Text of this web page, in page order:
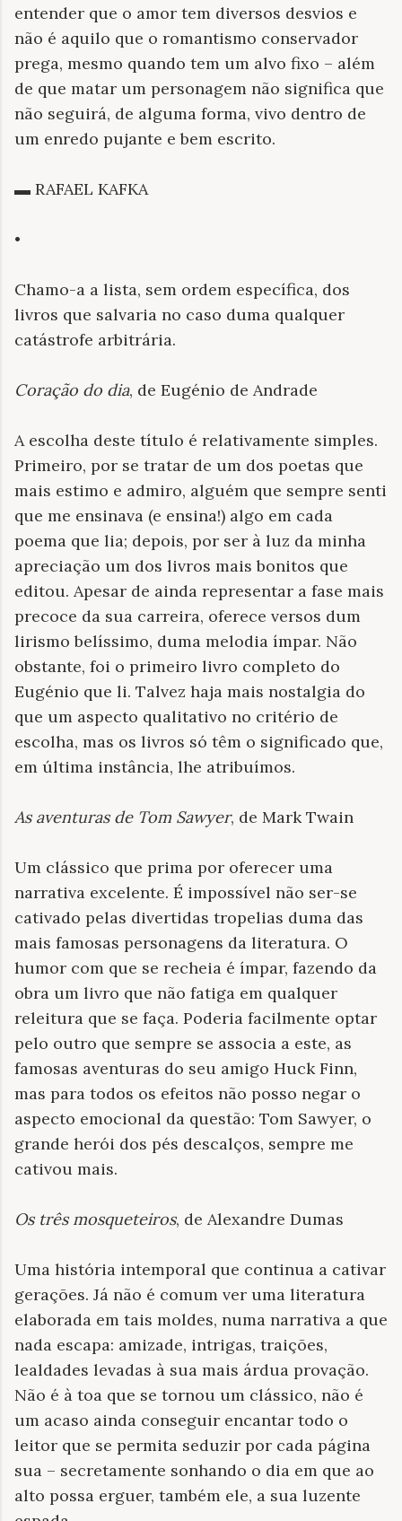
entender que o amor tem diversos desvios e
não é aquilo que o romantismo conservador
prega, mesmo quando tem um alvo fixo – além
de que matar um personagem não significa que
não seguirá, de alguma forma, vivo dentro de
um enredo pujante e bem escrito.
▬ RAFAEL KAFKA
•
Chamo-a a lista, sem ordem específica, dos
livros que salvaria no caso duma qualquer
catástrofe arbitrária.
Coração do dia, de Eugénio de Andrade
A escolha deste título é relativamente simples.
Primeiro, por se tratar de um dos poetas que
mais estimo e admiro, alguém que sempre senti
que me ensinava (e ensina!) algo em cada
poema que lia; depois, por ser à luz da minha
apreciação um dos livros mais bonitos que
editou. Apesar de ainda representar a fase mais
precoce da sua carreira, oferece versos dum
lirismo belíssimo, duma melodia ímpar. Não
obstante, foi o primeiro livro completo do
Eugénio que li. Talvez haja mais nostalgia do
que um aspecto qualitativo no critério de
escolha, mas os livros só têm o significado que,
em última instância, lhe atribuímos.
As aventuras de Tom Sawyer, de Mark Twain
Um clássico que prima por oferecer uma
narrativa excelente. É impossível não ser-se
cativado pelas divertidas tropelias duma das
mais famosas personagens da literatura. O
humor com que se recheia é ímpar, fazendo da
obra um livro que não fatiga em qualquer
releitura que se faça. Poderia facilmente optar
pelo outro que sempre se associa a este, as
famosas aventuras do seu amigo Huck Finn,
mas para todos os efeitos não posso negar o
aspecto emocional da questão: Tom Sawyer, o
grande herói dos pés descalços, sempre me
cativou mais.
Os três mosqueteiros, de Alexandre Dumas
Uma história intemporal que continua a cativar
gerações. Já não é comum ver uma literatura
elaborada em tais moldes, numa narrativa a que
nada escapa: amizade, intrigas, traições,
lealdades levadas à sua mais árdua provação.
Não é à toa que se tornou um clássico, não é
um acaso ainda conseguir encantar todo o
leitor que se permita seduzir por cada página
sua – secretamente sonhando o dia em que ao
alto possa erguer, também ele, a sua luzente